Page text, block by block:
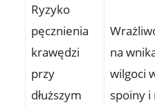
Ryzyko
pęcznienia
krawędzi
przy
dłuższym
na
wilgoci
spoiny i